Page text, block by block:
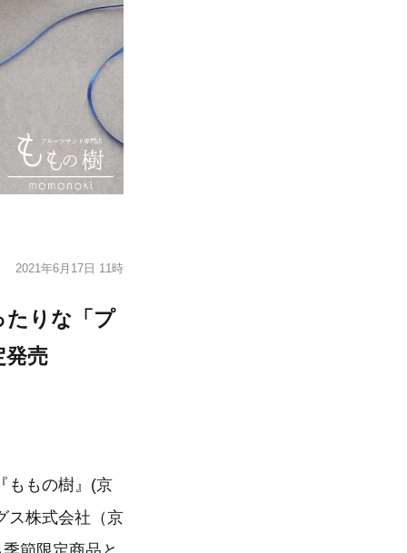
2021年6月17日 11時
たりな「プ
発売
ももの樹』(京
ス株式会社（京